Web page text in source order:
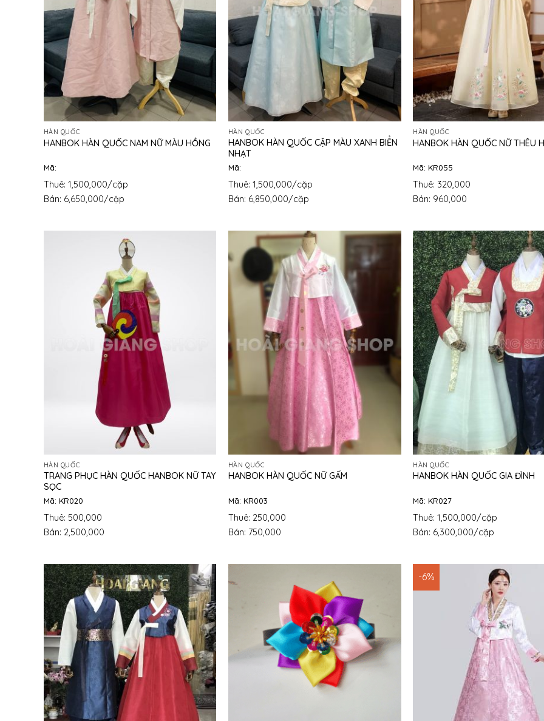
HÀN QUỐC
HANBOK HÀN QUỐC NAM NỮ MÀU HỒNG
Mã:
Thuê: 1,500,000/cặp
Bán: 6,650,000/cặp
HÀN QUỐC
HANBOK HÀN QUỐC CẶP MÀU XANH BIỂN
NHẠT
Mã:
Thuê: 1,500,000/cặp
Bán: 6,850,000/cặp
HÀN QUỐC
HANBOK HÀN QUỐC NỮ THÊU
Mã: KR055
Thuê: 320,000
Bán: 960,000
HÀN QUỐC
TRANG PHỤC HÀN QUỐC HANBOK NỮ TAY
SỌC
Mã: KR020
Thuê: 500,000
Bán: 2,500,000
HÀN QUỐC
HANBOK HÀN QUỐC NỮ GẤM
Mã: KR003
Thuê: 250,000
Bán: 750,000
HÀN QUỐC
HANBOK HÀN QUỐC GIA ĐÌNH
Mã: KR027
Thuê: 1,500,000/cặp
Bán: 6,300,000/cặp
-6%